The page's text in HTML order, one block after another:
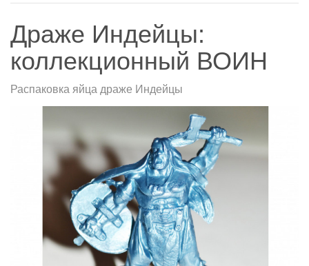
Драже Индейцы:
коллекционный ВОИН
Распаковка яйца драже Индейцы